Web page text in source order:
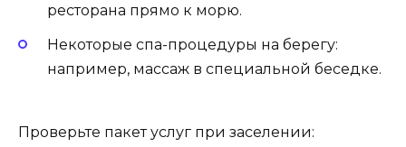
ресторана прямо к морю.
Некоторые спа-процедуры на берегу:
например, массаж в специальной беседке.
Проверьте пакет услуг при заселении: